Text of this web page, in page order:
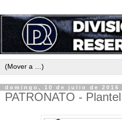
domingo, 10 de julio de 2016
PATRONATO -